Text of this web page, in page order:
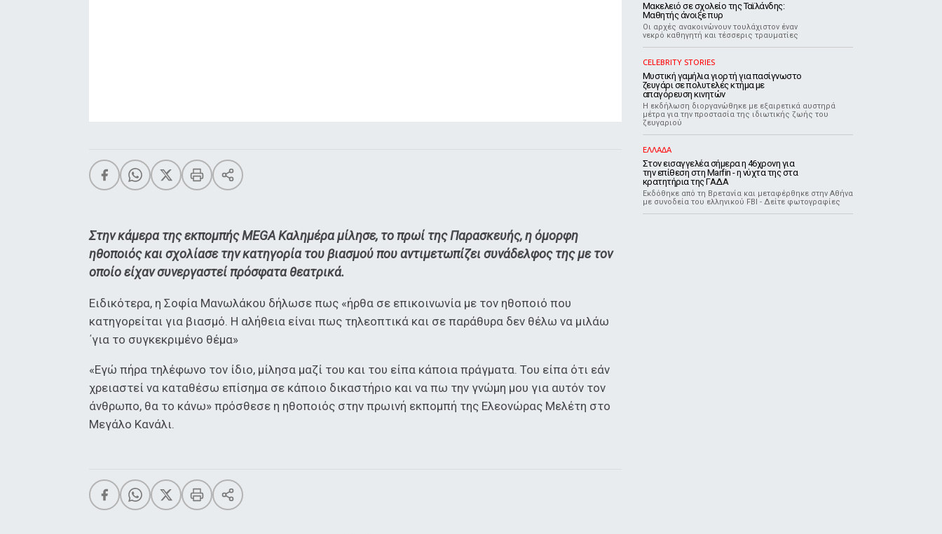
Στην κάμερα της εκπομπής MEGA Καλημέρα μίλησε, το πρωί της Παρασκευής, η όμορφη
ηθοποιός και σχολίασε την κατηγορία του βιασμού που αντιμετωπίζει συνάδελφος της με τον
οποίο είχαν συνεργαστεί πρόσφατα θεατρικά.
Ειδικότερα, η Σοφία Μανωλάκου δήλωσε πως «ήρθα σε επικοινωνία με τον ηθοποιό που
κατηγορείται για βιασμό. Η αλήθεια είναι πως τηλεοπτικά και σε παράθυρα δεν θέλω να μιλάω
΄για το συγκεκριμένο θέμα»
«Εγώ πήρα τηλέφωνο τον ίδιο, μίλησα μαζί του και του είπα κάποια πράγματα. Του είπα ότι εάν
χρειαστεί να καταθέσω επίσημα σε κάποιο δικαστήριο και να πω την γνώμη μου για αυτόν τον
άνθρωπο, θα το κάνω» πρόσθεσε η ηθοποιός στην πρωινή εκπομπή της Ελεονώρας Μελέτη στο
Μεγάλο Κανάλι.
Μακελειό σε σχολείο της Ταϊλάνδης:
Μαθητής άνοιξε πυρ
Οι αρχές ανακοινώνουν τουλάχιστον έναν
νεκρό καθηγητή και τέσσερις τραυματίες
CELEBRITY STORIES
Μυστική γαμήλια γιορτή για πασίγνωστο
ζευγάρι σε πολυτελές κτήμα με
απαγόρευση κινητών
Η εκδήλωση διοργανώθηκε με εξαιρετικά αυστηρά
μέτρα για την προστασία της ιδιωτικής ζωής του
ζευγαριού
ΕΛΛΑΔΑ
Στον εισαγγελέα σήμερα η 46χρονη για
την επίθεση στη Marfin - η νύχτα της στα
κρατητήρια της ΓΑΔΑ
Εκδόθηκε από τη Βρετανία και μεταφέρθηκε στην Αθήνα
με συνοδεία του ελληνικού FBI - Δείτε φωτογραφίες